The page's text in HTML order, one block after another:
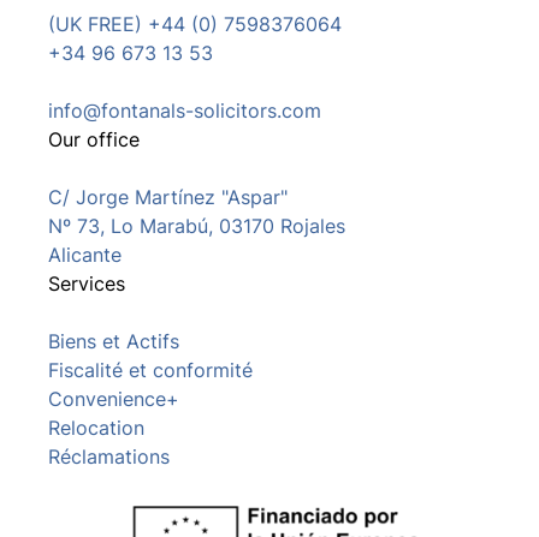
(UK FREE) +44 (0) 7598376064
+34 96 673 13 53
info@fontanals-solicitors.com
Our office
C/ Jorge Martínez "Aspar"
Nº 73, Lo Marabú, 03170 Rojales
Alicante
Services
Biens et Actifs
Fiscalité et conformité
Convenience+
Relocation
Réclamations